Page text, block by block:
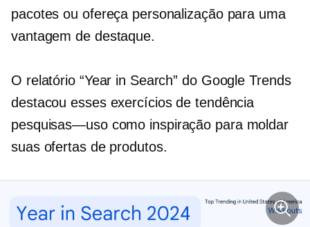
pacotes ou ofereça personalização para uma
vantagem de destaque.
O relatório “Year in Search” do Google Trends
destacou esses exercícios de tendência
pesquisas—usocomo inspiração para moldar
suas ofertas de produtos.